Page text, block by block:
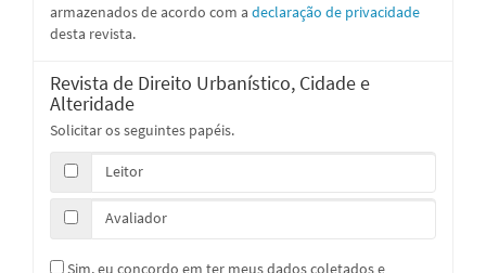
armazenados de acordo com a declaração de privacidade
desta revista.
Revista de Direito Urbanístico, Cidade e
Alteridade
Solicitar os seguintes papéis.
Leitor
Avaliador